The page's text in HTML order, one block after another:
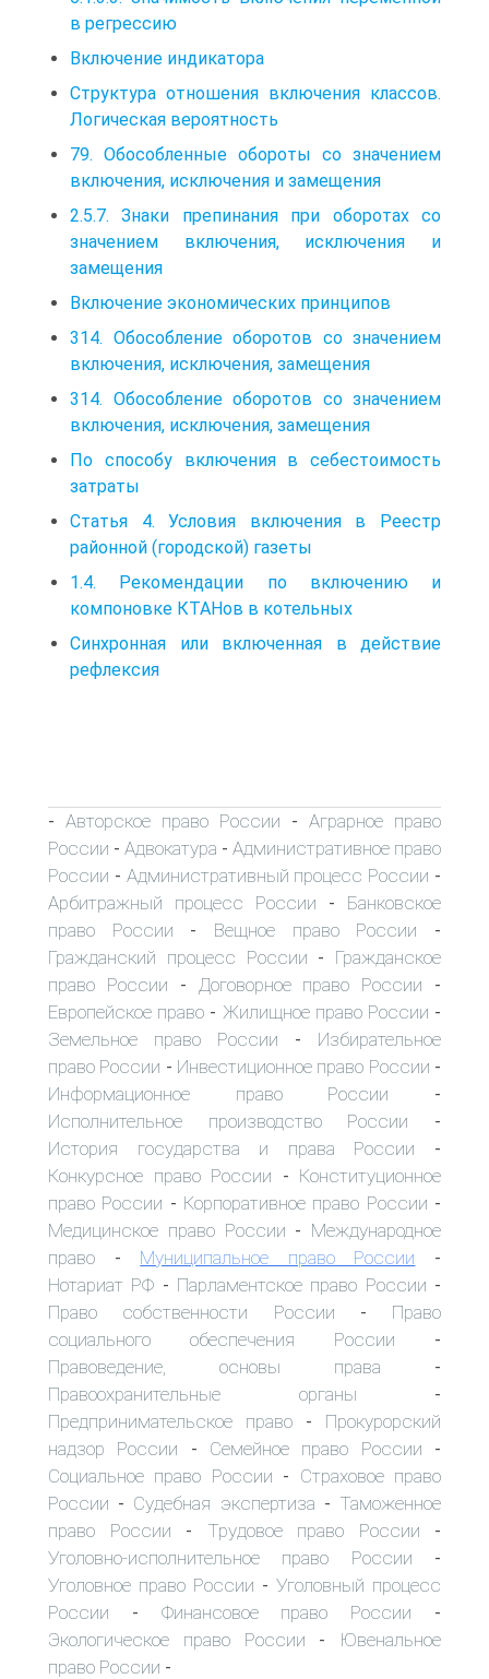
в регрессию
Включение индикатора
Структура отношения включения классов.
Логическая вероятность
79. Обособленные обороты со значением
включения, исключения и замещения
2.5.7. Знаки препинания при оборотах со
значением включения, исключения и
замещения
Включение экономических принципов
314. Обособление оборотов со значением
включения, исключения, замещения
314. Обособление оборотов со значением
включения, исключения, замещения
По способу включения в себестоимость
затраты
Статья 4. Условия включения в Реестр
районной (городс­кой) газеты
1.4. Рекомендации по включению и
компоновке КТАНов в котельных
Синхронная или включенная в действие
рефлексия
- Авторское право России - Аграрное право
России - Адвокатура - Административное право
России - Административный процесс России -
Арбитражный процесс России - Банковское
право России - Вещное право России -
Гражданский процесс России - Гражданское
право России - Договорное право России -
Европейское право - Жилищное право России -
Земельное право России - Избирательное
право России - Инвестиционное право России -
Информационное право России -
Исполнительное производство России -
История государства и права России -
Конкурсное право России - Конституционное
право России - Корпоративное право России -
Медицинское право России - Международное
право - Муниципальное право России -
Нотариат РФ - Парламентское право России -
Право собственности России - Право
социального обеспечения России -
Правоведение, основы права -
Правоохранительные органы -
Предпринимательское право - Прокурорский
надзор России - Семейное право России -
Социальное право России - Страховое право
России - Судебная экспертиза - Таможенное
право России - Трудовое право России -
Уголовно-исполнительное право России -
Уголовное право России - Уголовный процесс
России - Финансовое право России -
Экологическое право России -
Ювенальное
право России -